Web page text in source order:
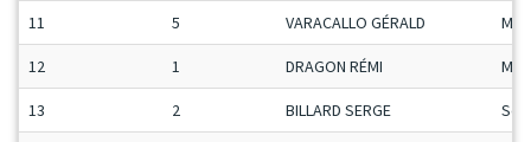
11 5 VARACALLO GÉRALD
12 1 DRAGON RÉMI
13 2 BILLARD SERGE